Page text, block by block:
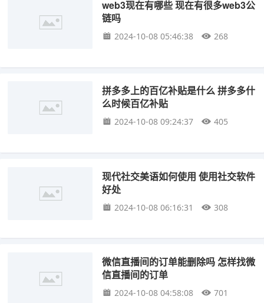
web3现在有哪些 现在有很多web3公
链吗
2024-10-08 05:46:38 268
拼多多上的百亿补贴是什么 拼多多什
么时候百亿补贴
2024-10-08 09:24:37 405
现代社交美语如何使用 使用社交软件
好处
2024-10-08 06:16:31 308
微信直播间的订单能删除吗 怎样找微
信直播间的订单
2024-10-08 04:58:08 701